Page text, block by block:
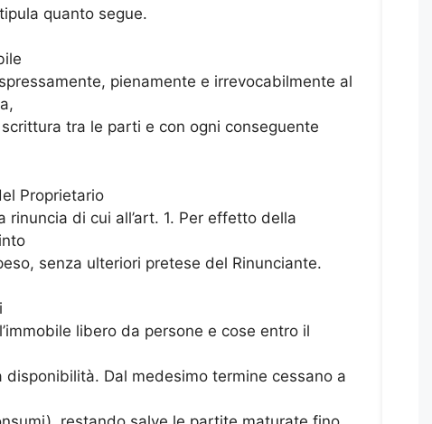
quanto segue.
pienamente e irrevocabilmente al
tra le parti e con ogni conseguente
Proprietario
di cui all’art. 1. Per effetto della
senza ulteriori pretese del Rinunciante.
libero da persone e cose entro il
Dal medesimo termine cessano a